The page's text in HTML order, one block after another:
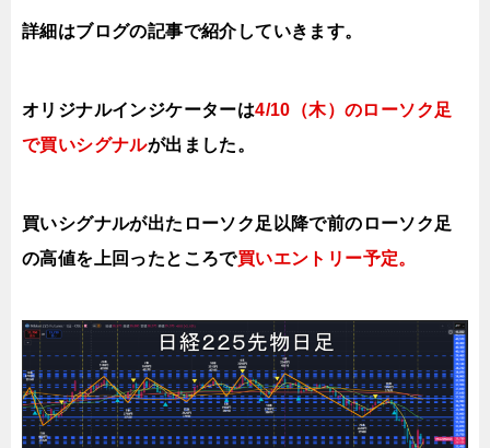
詳細はブログの記事で紹介していき ます。
オリジナルインジケーターは4/10（木）のローソク足
で買いシグナルが出ました。
買いシグナルが出たローソク足以降で前の ローソク足
の高値を上回ったところで買いエントリー予定。